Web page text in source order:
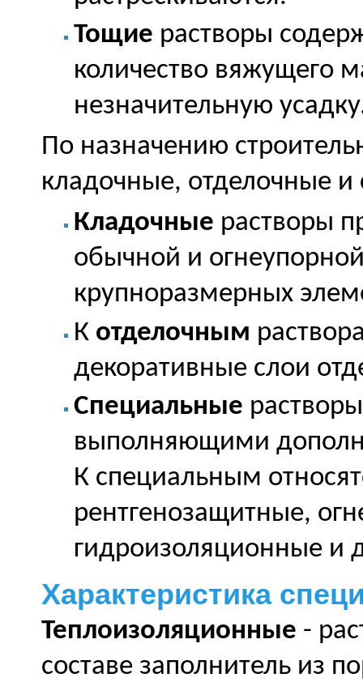
Тощие растворы
количество вяжущего
незначительную
По назначению
кладочные, отделочные
Кладочные растворы
обычной и
крупноразмерных
К отделочным
декоративные слои
Специальные
выполняющими
К специальным
рентгенозащитные,
гидроизоляционные и
Характеристика
Теплоизоляционные -
составе заполнитель из